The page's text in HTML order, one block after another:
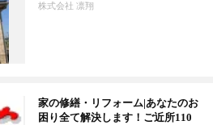
株式会社 凛翔
家の修繕・リフォーム|あなたのお
困り全て解決します！ご近所110